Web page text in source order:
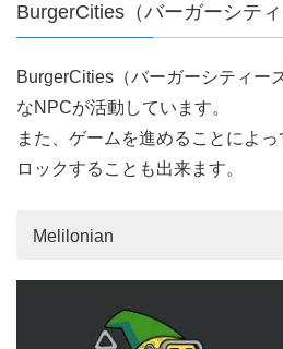
BurgerCities（バーガーシテ
BurgerCities（バーガーシティー
なNPCが活動しています。
また、ゲームを進めることによ
ロックすることも出来ます。
Melilonian